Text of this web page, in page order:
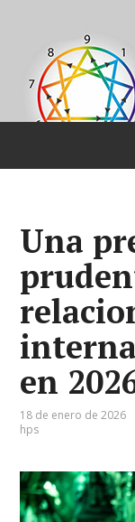
Una
en
18 de enero de 2026
hps